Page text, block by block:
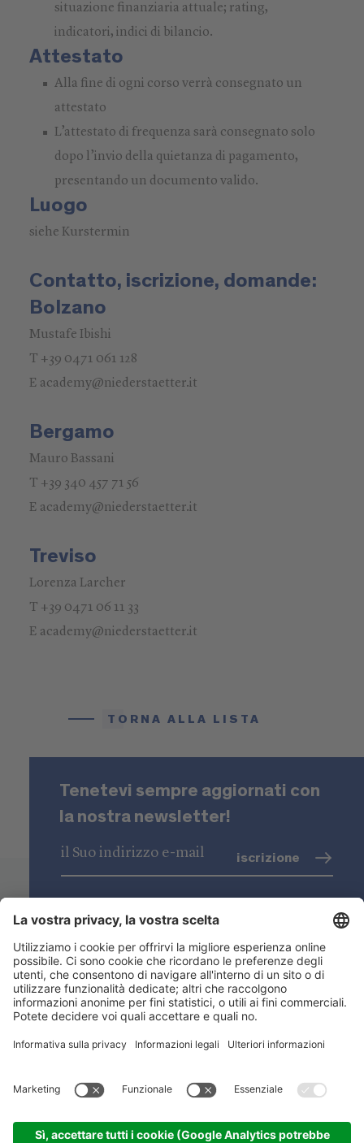
situazione finanziaria attuale; rating,
indicatori, indici di bilancio.
Attestato
Alla fine di ogni corso verrà consegnato un
attestato
L’attestato di frequenza sarà consegnato solo
dopo l’invio della quietanza di pagamento,
presentando un documento valido.
Luogo
siehe Kurstermin
Contatto, iscrizione, domande:
Bolzano
Mustafe Ibishi
T +39 0471 061 128
E academy@niederstaetter.it
Bergamo
Mauro Bassani
T +39 340 457 71 56
E academy@niederstaetter.it
Treviso
Lorenza Larcher
T +39 0471 06 11 33
E academy@niederstaetter.it
TORNA ALLA LISTA
Tenetevi sempre aggiornati con
la nostra newsletter!
iscrizione
Niederstätter SpA
Sedi
Gamma prodotti
Link utili